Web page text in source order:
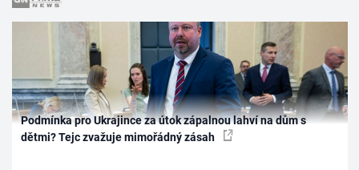
Podmínka pro Ukrajince za útok zápalnou lahví na dům s
dětmi? Tejc zvažuje mimořádný zásah